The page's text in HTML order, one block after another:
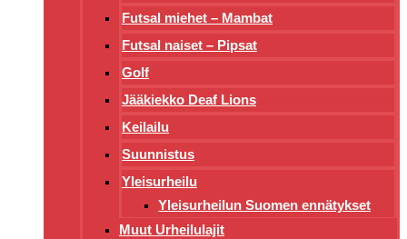
Futsal miehet – Mambat
Futsal naiset – Pipsat
Golf
Jääkiekko Deaf Lions
Keilailu
Suunnistus
Yleisurheilu
Yleisurheilun Suomen ennätykset
Muut Urheilulajit